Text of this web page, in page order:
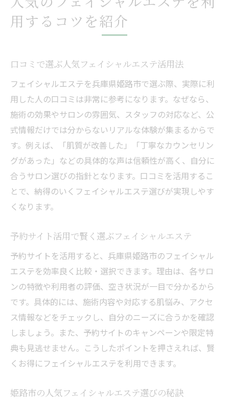
用するコツを紹介
口コミで選ぶ人気フェイシャルエステ活用法
フェイシャルエステを兵庫県姫路市で選ぶ際、実際に利
用した人の口コミは非常に参考になります。なぜなら、
施術の効果やサロンの雰囲気、スタッフの対応など、公
式情報だけでは分からないリアルな体験が集まるからで
す。例えば、「肌質が改善した」「丁寧なカウンセリン
グがあった」などの具体的な声は信頼性が高く、自分に
合うサロン選びの指針となります。口コミを活用するこ
とで、納得のいくフェイシャルエステ選びが実現しやす
くなります。
予約サイト活用で賢く選ぶフェイシャルエステ
予約サイトを活用すると、兵庫県姫路市のフェイシャル
エステを効率良く比較・選択できます。理由は、各サロ
ンの特徴や利用者の評価、空き状況が一目で分かるから
です。具体的には、施術内容や対応する肌悩み、アクセ
ス情報などをチェックし、自分のニーズに合うかを確認
しましょう。また、予約サイトのキャンペーンや限定特
典も見逃せません。こうしたポイントを押さえれば、賢
くお得にフェイシャルエステを利用できます。
姫路市の人気フェイシャルエステ選びの秘訣